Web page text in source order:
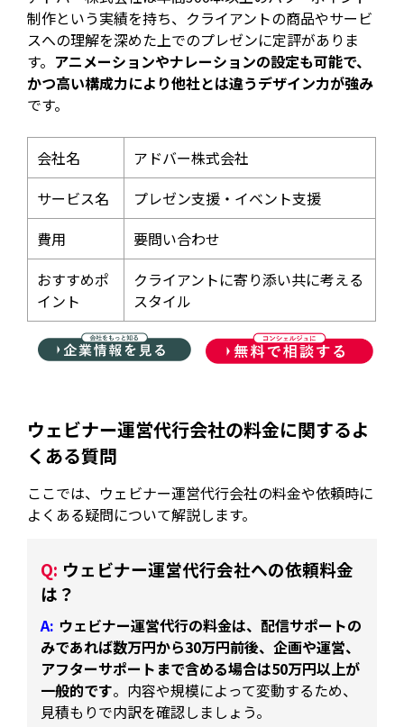
制作という実績を持ち、クライアントの商品やサービ
スへの理解を深めた上でのプレゼンに定評がありま
す。 アニメーションやナレーションの設定も可能で、
かつ高い構成力により他社とは違うデザイン力が強み
です。
会社名
アドバー株式会社
サービス名
プレゼン支援・イベント支援
費用
要問い合わせ
おすすめポ
イント
クライアントに寄り添い共に考える
スタイル
ウェビナー運営代行会社の料金に関するよ
くある質問
ここでは、ウェビナー運営代行会社の料金や依頼時に
よくある疑問について解説します。
ウェビナー運営代行会社への依頼料金
は？
ウェビナー運営代行の料金は、配信サポートの
みであれば数万円から30万円前後、企画や運営、
アフターサポートまで含める場合は50万円以上が
一般的です。内容や規模によって変動するため、
見積もりで内訳を確認しましょう。